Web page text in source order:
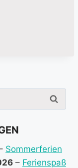
Sommerferien
– Ferienspaß